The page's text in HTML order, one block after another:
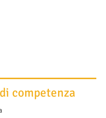
competenza